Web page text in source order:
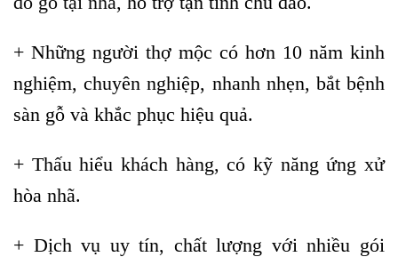
+ Những người thợ mộc có hơn 10 năm kinh
nghiệm, chuyên nghiệp, nhanh nhẹn, bắt bệnh
sàn gỗ và khắc phục hiệu quả.
+ Thấu hiểu khách hàng, có kỹ năng ứng xử
hòa nhã.
+ Dịch vụ uy tín, chất lượng với nhiều gói